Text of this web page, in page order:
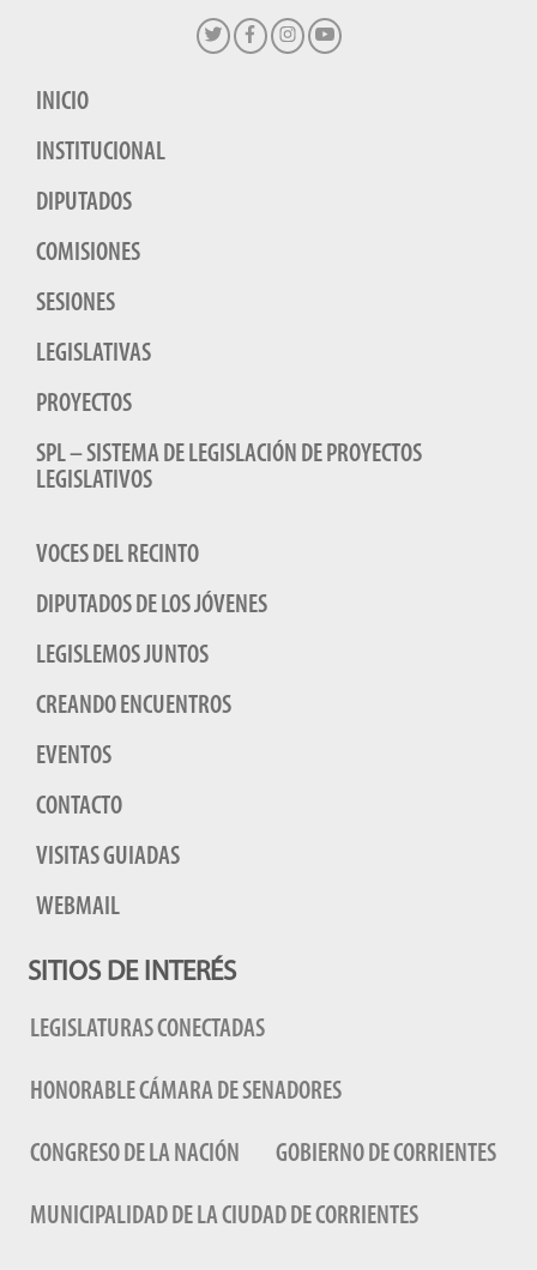
INICIO
INSTITUCIONAL
DIPUTADOS
COMISIONES
SESIONES
LEGISLATIVAS
PROYECTOS
SPL – SISTEMA DE LEGISLACIÓN DE PROYECTOS
LEGISLATIVOS
VOCES DEL RECINTO
DIPUTADOS DE LOS JÓVENES
LEGISLEMOS JUNTOS
CREANDO ENCUENTROS
EVENTOS
CONTACTO
VISITAS GUIADAS
WEBMAIL
SITIOS DE INTERÉS
LEGISLATURAS CONECTADAS
HONORABLE CÁMARA DE SENADORES
CONGRESO DE LA NACIÓN GOBIERNO DE CORRIENTES
MUNICIPALIDAD DE LA CIUDAD DE CORRIENTES